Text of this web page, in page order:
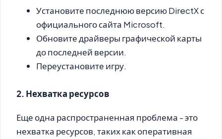
Установите последнюю версию DirectX с
официального сайта Microsoft.
Обновите драйверы графической карты
до последней версии.
Переустановите игру.
2. Нехватка ресурсов
Еще одна распространенная проблема - это
нехватка ресурсов, таких как оперативная